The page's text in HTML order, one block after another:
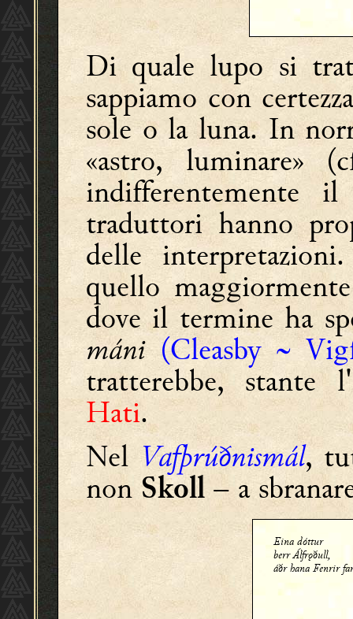
Di quale lupo si
sappiamo con
sole o la luna. In
«astro, luminare»
traduttori hanno
delle
quello
dove il termine ha
máni (Cleasby ~
tratterebbe, stante
Hati.
Nel Vafþrúðnismál,
non Skoll– a
Eina dóttur
berr Álfrǫðull,
áðr hana Fenrir